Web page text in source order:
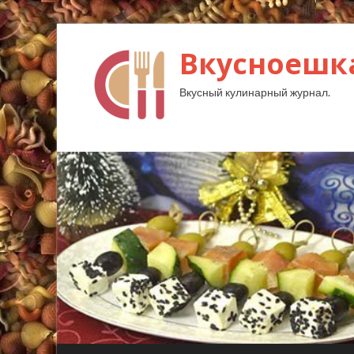
Вкусный кулинарный журнал.